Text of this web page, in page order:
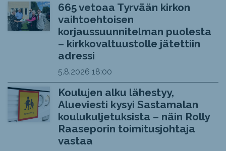
665 vetoaa Tyrvään kirkon
vaihtoehtoisen
korjaussuunnitelman puolesta
– kirkkovaltuustolle jätettiin
adressi
5.8.2026 18:00
Koulujen alku lähestyy,
Alueviesti kysyi Sastamalan
koulukuljetuksista – näin Rolly
Raaseporin toimitusjohtaja
vastaa